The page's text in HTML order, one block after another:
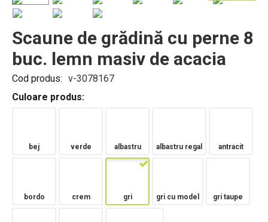
Scaune de grădină cu perne 8
buc. lemn masiv de acacia
Cod produs: v-3078167
Culoare produs:
bej verde albastru albastru regal antracit
bordo crem gri gri cu model gri taupe